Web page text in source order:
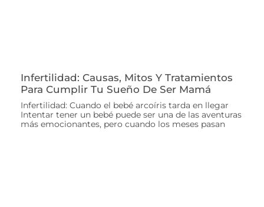
Infertilidad: Causas, Mitos Y Tratamientos
Para Cumplir Tu Sueño De Ser Mamá
Infertilidad: Cuando el bebé arcoíris tarda en llegar
Intentar tener un bebé puede ser una de las aventuras
más emocionantes, pero cuando los meses pasan